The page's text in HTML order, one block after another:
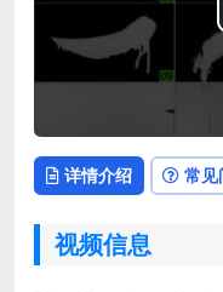
详情介绍 常见
视频信息